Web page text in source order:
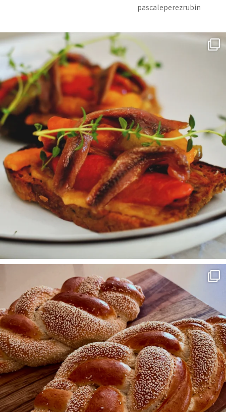
pascaleperezrubin